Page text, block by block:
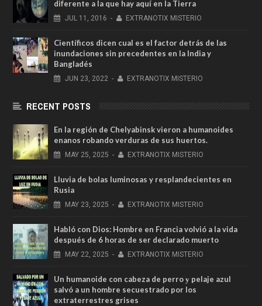
diferente a la que hay aquí en la Tierra
JUL 11, 2016 - EXTRANOTIX MISTERIO
Científicos dicen cual es el factor detrás de las
inundaciones sin precedentes en la India y
Bangladés
JUN 23, 2022 - EXTRANOTIX MISTERIO
RECENT POSTS
En la región de Chelyabinsk vieron a humanoides
enanos robando verduras de sus huertos.
MAY 25, 2025 - EXTRANOTIX MISTERIO
Lluvia de bolas luminosas y resplandecientes en
Rusia
MAY 23, 2025 - EXTRANOTIX MISTERIO
Habló con Dios: Hombre en Francia volvió a la vida
después de 6 horas de ser declarado muerto
MAY 22, 2025 - EXTRANOTIX MISTERIO
Un humanoide con cabeza de perro у pelaje azul
salvó a un hombre secuestrado por los
extraterrestres grises